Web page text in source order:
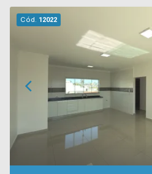
Cód. 12022